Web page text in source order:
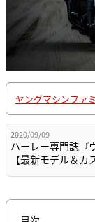
ヤングマシンファ
2020/09/09
ハーレー専門誌『
【最新モデル＆